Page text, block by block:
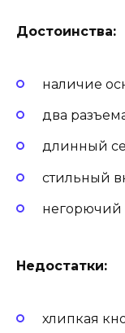
Достоинства:
наличие
два
длинный
стильный
негорючий
Недостатки:
хлипкая